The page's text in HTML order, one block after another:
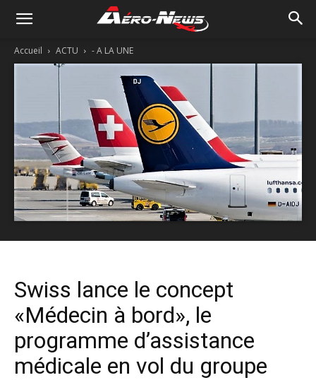
Accueil ACTU - A LA UNE
Swiss lance le concept
«Médecin à bord», le
programme d’assistance
médicale en vol du groupe